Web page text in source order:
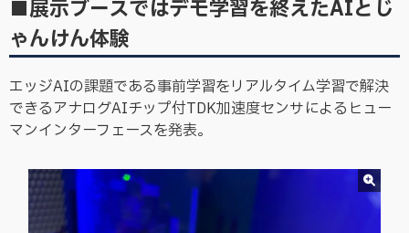
■展示ブースではデモ学習を終えたAIとじ
ゃんけん体験
エッジAIの課題である事前学習をリアルタイム学習で解決
できるアナログAIチップ付TDK加速度センサによるヒュー
マンインターフェースを発表。